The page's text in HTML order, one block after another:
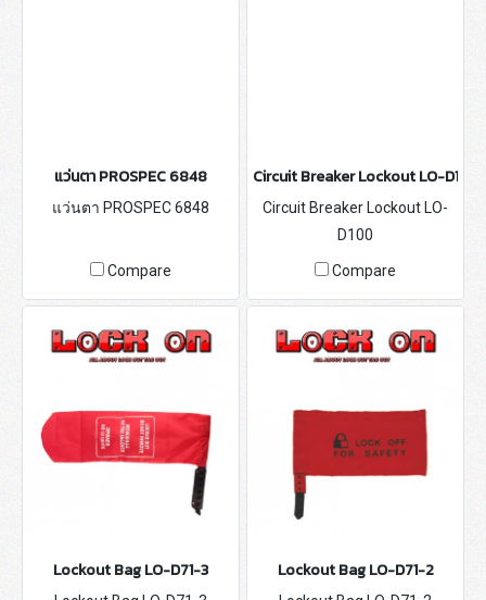
แว่นตา PROSPEC 6848
แว่นตา PROSPEC 6848
Compare
Circuit Breaker Lockout LO-D100
Circuit Breaker Lockout LO-
D100
Compare
Lockout Bag LO-D71-3 Lockout Bag LO-D71-2